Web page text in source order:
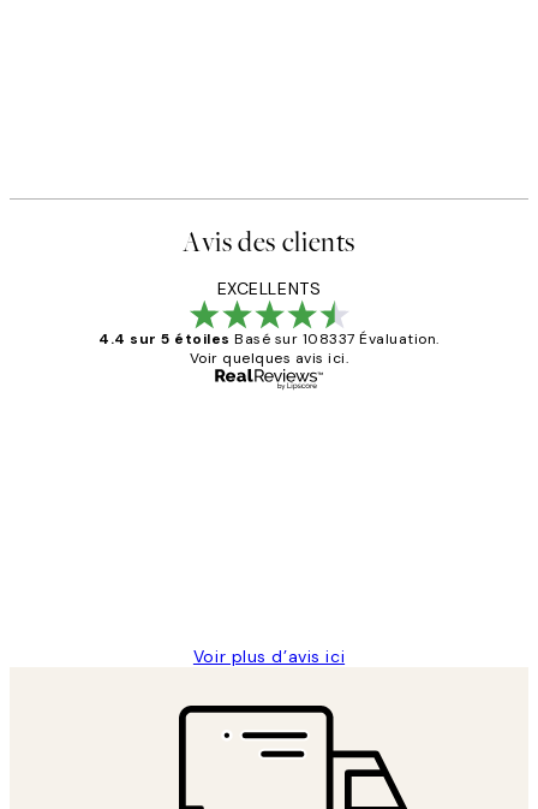
Avis des clients
EXCELLENTS
4.4 sur 5 étoiles Basé sur 108337 Évaluation.
Voir quelques avis ici.
Voir plus d’avis ici